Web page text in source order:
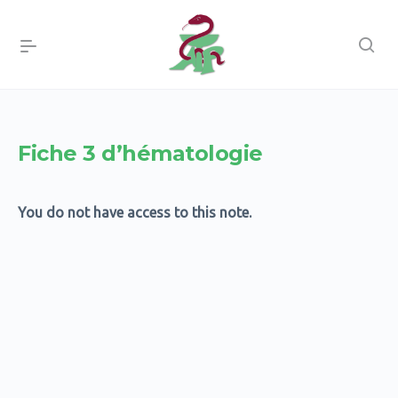
Fiche 3 d’hématologie
You do not have access to this note.